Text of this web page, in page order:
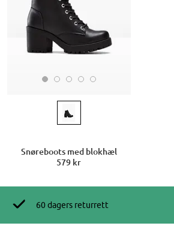
Snøreboots med blokhæl
579 kr
60 dagers returrett